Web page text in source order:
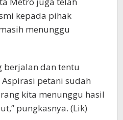
kepada pihak
menunggu
berjalan dan tentu
petani sudah
kita menunggu hasil
pungkasnya. (Lik)